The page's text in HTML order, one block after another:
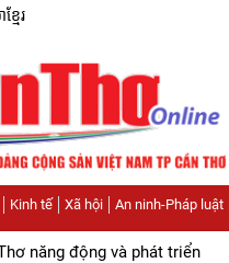
មែរ
Kinh tế Xã hội An ninh-Pháp luật
năng động và phát triển